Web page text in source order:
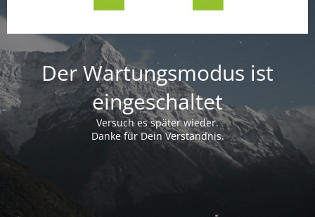
Der Wartungsmodus ist
eingeschaltet
Versuch es später wieder.
Danke für Dein Verständnis.